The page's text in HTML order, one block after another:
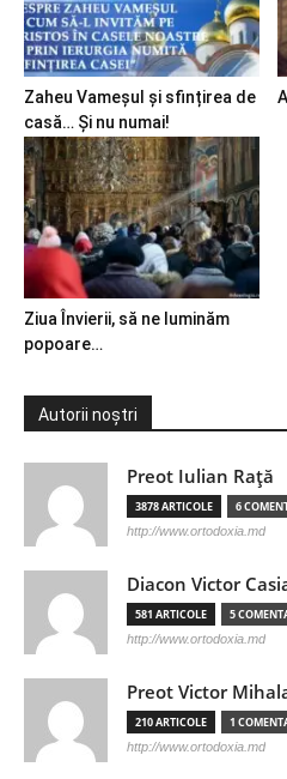
Zaheu Vameșul și sfințirea de
casă… Și nu numai!
Ziua Învierii, să ne luminăm
popoare…
Autorii noștri
Preot Iulian Raţă
3878 ARTICOLE 6
http://www.ortodoxia.md
Diacon Victor
581 ARTICOLE 5
http://www.ortodoxia.md
Preot Victor
210 ARTICOLE 1
http://www.ortodoxia.md